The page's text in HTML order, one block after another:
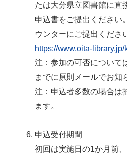
たは大分県立図書館に直
申込書をご提出ください
ウンターにご提出くださ
https://www.oita-
注：参加の可否について
までに原則メールでお知
注：申込者多数の場合は
ます。
申込受付期間
初回は実施日の1か月前